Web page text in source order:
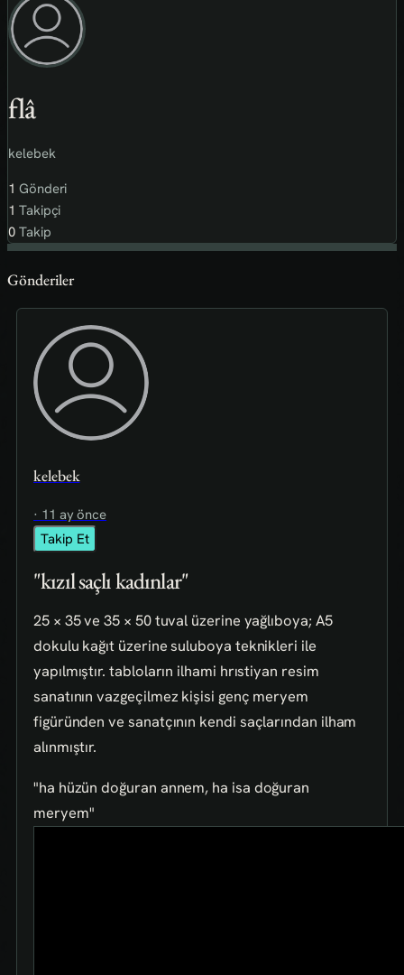
flâ
kelebek
1 Gönderi
1 Takipçi
0 Takip
Gönderiler
kelebek
· 11 ay önce
Takip Et
"kızıl saçlı kadınlar"
25 × 35 ve 35 × 50 tuval üzerine yağlıboya; A5
dokulu kağıt üzerine suluboya teknikleri ile
yapılmıştır. tabloların ilhami hrıstiyan resim
sanatının vazgeçilmez kişisi genç meryem
figüründen ve sanatçının kendi saçlarından ilham
alınmıştır.
"ha hüzün doğuran annem, ha isa doğuran
meryem"